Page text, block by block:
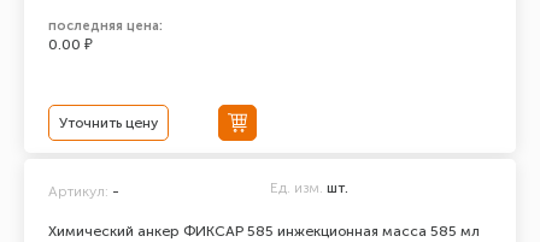
последняя цена:
0.00 ₽
Уточнить цену
Химический анкер ФИКСАР 585 инжекционная масса 585 мл
Артикул: - Ед. изм. шт.